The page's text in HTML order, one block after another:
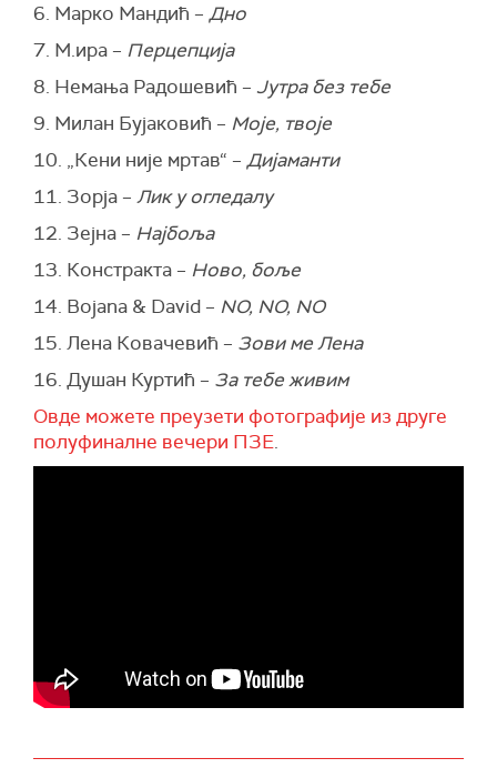
6. Марко Мандић – Дно
7. М.ира – Перцепција
8. Немања Радошевић – Јутра без тебе
9. Милан Бујаковић – Моје, твоје
10. „Кени није мртав“ – Дијаманти
11. Зорја – Лик у огледалу
12. Зејна – Најбоља
13. Констракта – Ново, боље
14. Bojana & David – NO, NO, NO
15. Лена Ковачевић – Зови ме Лена
16. Душан Куртић – За тебе живим
Овде можете преузети фотографије из друге
полуфиналне вечери ПЗЕ.